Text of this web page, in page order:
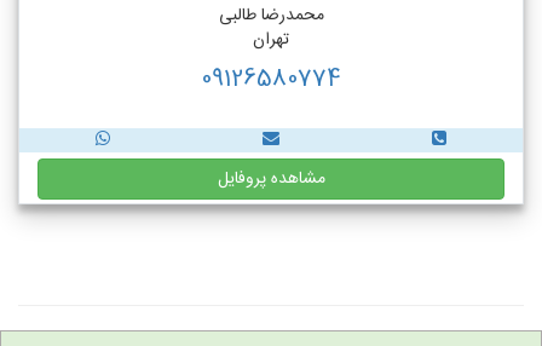
محمدرضا طالبی
تهران
09126580774
مشاهده پروفایل